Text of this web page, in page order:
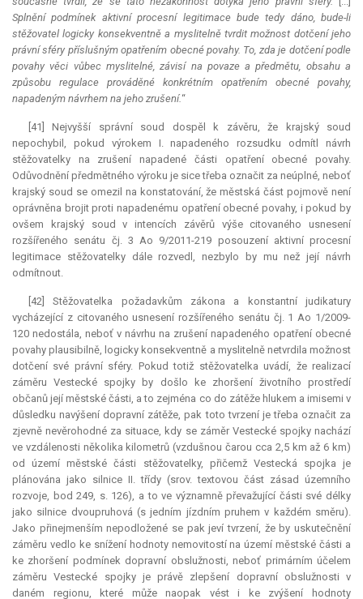
Splnění podmínek aktivní procesní legitimace bude tedy dáno, bude-li
stěžovatel logicky konsekventně a myslitelně tvrdit možnost dotčení jeho
právní sféry příslušným opatřením obecné povahy. To, zda je dotčení podle
povahy věci vůbec myslitelné, závisí na povaze a předmětu, obsahu a
způsobu regulace prováděné konkrétním opatřením obecné povahy,
napadeným návrhem na jeho zrušení.“
[41] Nejvyšší správní soud dospěl k závěru, že krajský soud
nepochybil, pokud výrokem I. napadeného rozsudku odmítl návrh
stěžovatelky na zrušení napadené části opatření obecné povahy.
Odůvodnění předmětného výroku je sice třeba označit za neúplné, neboť
krajský soud se omezil na konstatování, že městská část pojmově není
oprávněna brojit proti napadenému opatření obecné povahy, i pokud by
ovšem krajský soud v intencích závěrů výše citovaného usnesení
rozšířeného senátu čj. 3 Ao 9/2011-219 posouzení aktivní procesní
legitimace stěžovatelky dále rozvedl, nezbylo by mu než její návrh
odmítnout.
[42] Stěžovatelka požadavkům zákona a konstantní judikatury
vycházející z citovaného usnesení rozšířeného senátu čj. 1 Ao 1/2009-
120 nedostála, neboť v návrhu na zrušení napadeného opatření obecné
povahy plausibilně, logicky konsekventně a myslitelně netvrdila možnost
dotčení své právní sféry. Pokud totiž stěžovatelka uvádí, že realizací
záměru Vestecké spojky by došlo ke zhoršení životního prostředí
občanů její městské části, a to zejména co do zátěže hlukem a imisemi v
důsledku navýšení dopravní zátěže, pak toto tvrzení je třeba označit za
zjevně nevěrohodné za situace, kdy se záměr Vestecké spojky nachází
ve vzdálenosti několika kilometrů (vzdušnou čarou cca 2,5 km až 6 km)
od území městské části stěžovatelky, přičemž Vestecká spojka je
plánována jako silnice II. třídy (srov. textovou část zásad územního
rozvoje, bod 249, s. 126), a to ve významně převažující části své délky
jako silnice dvoupruhová (s jedním jízdním pruhem v každém směru).
Jako přinejmenším nepodložené se pak jeví tvrzení, že by uskutečnění
záměru vedlo ke snížení hodnoty nemovitostí na území městské části a
ke zhoršení podmínek dopravní obslužnosti, neboť primárním účelem
záměru Vestecké spojky je právě zlepšení dopravní obslužnosti v
daném regionu, které může naopak vést i ke zvýšení hodnoty